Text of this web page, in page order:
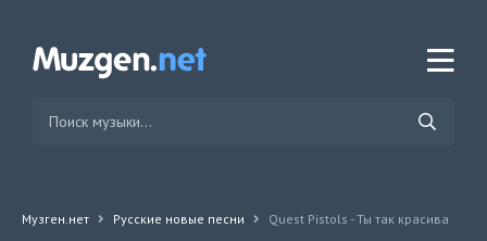
Музген.нет Русские новые песни Quest Pistols - Ты так красива